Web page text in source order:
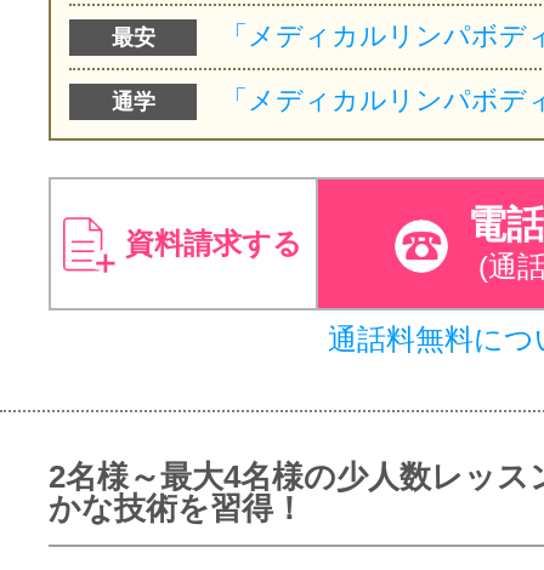
最安
通学
資料請求する 電
(通
通話料無料につ
2名様～最大4名様の少人数レッス
かな技術を習得！